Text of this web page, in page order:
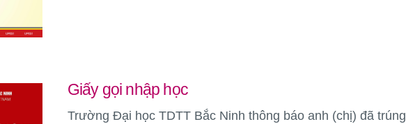
Giấy gọi nhập học
Trường Đại học TDTT Bắc Ninh thông báo anh (chị) đã trúng